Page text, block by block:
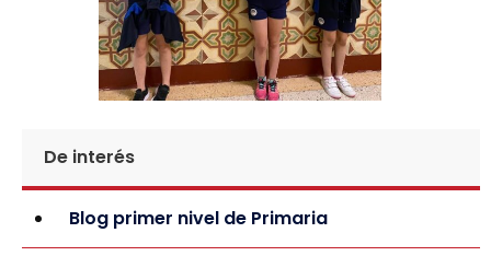
De interés
Blog primer nivel de Primaria